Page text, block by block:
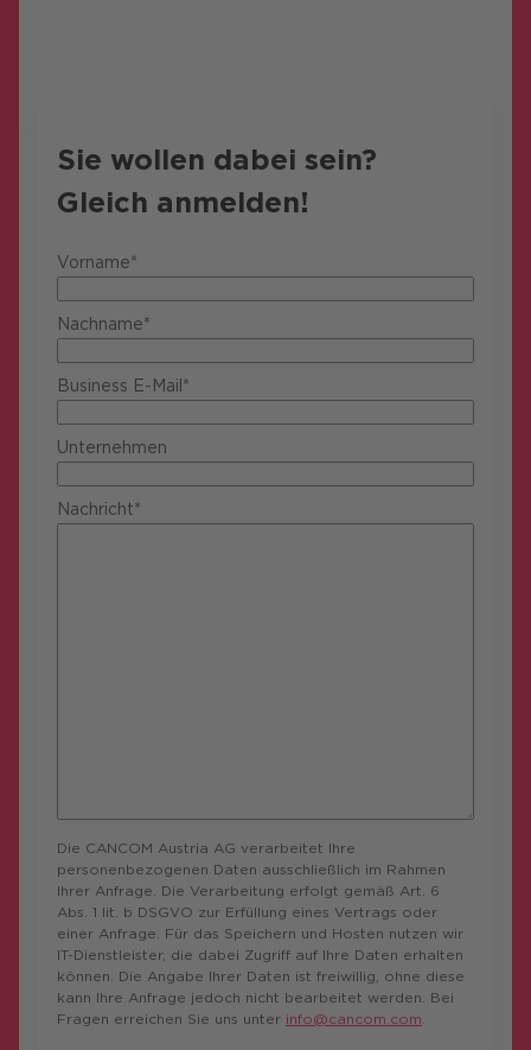
Sie wollen dabei sein?
Gleich anmelden!
Vorname*
Nachname*
Business E-Mail*
Unternehmen
Nachricht*
Die CANCOM Austria AG verarbeitet Ihre
personenbezogenen Daten ausschließlich im Rahmen
Ihrer Anfrage. Die Verarbeitung erfolgt gemäß Art. 6
Abs. 1 lit. b DSGVO zur Erfüllung eines Vertrags oder
einer Anfrage. Für das Speichern und Hosten nutzen wir
IT-Dienstleister, die dabei Zugriff auf Ihre Daten erhalten
können. Die Angabe Ihrer Daten ist freiwillig, ohne diese
kann Ihre Anfrage jedoch nicht bearbeitet werden. Bei
Fragen erreichen Sie uns unter info@cancom.com